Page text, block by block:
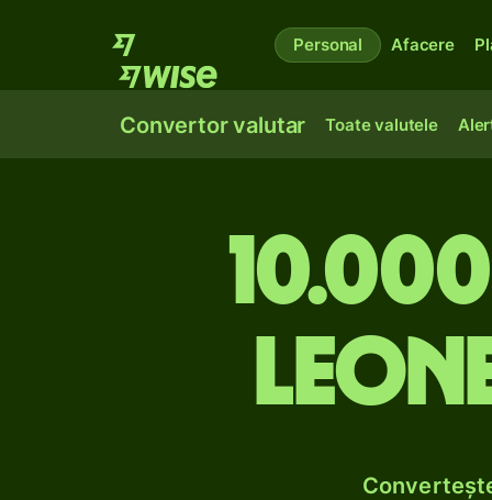
Personal Afacere
Convertor valutar Toate valutele